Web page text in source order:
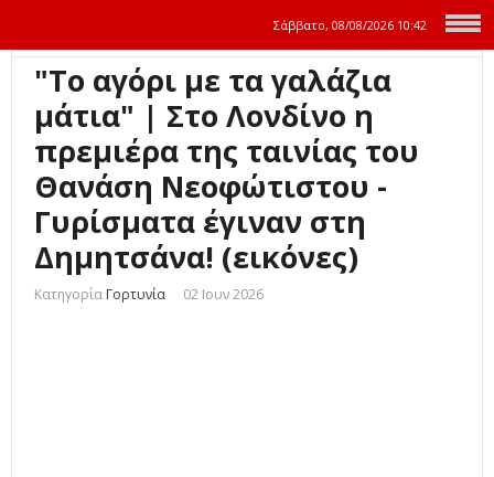
Σάββατο, 08/08/2026 10:42
"Το αγόρι με τα γαλάζια
μάτια" | Στο Λονδίνο η
πρεμιέρα της ταινίας του
Θανάση Νεοφώτιστου -
Γυρίσματα έγιναν στη
Δημητσάνα! (εικόνες)
Κατηγορία Γορτυνία 02 Ιουν 2026